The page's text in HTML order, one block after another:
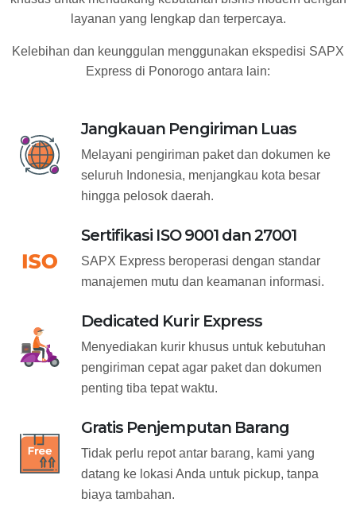
layanan yang lengkap dan terpercaya.
Kelebihan dan keunggulan menggunakan ekspedisi SAPX
Express di Ponorogo antara lain:
Jangkauan Pengiriman Luas
Melayani pengiriman paket dan dokumen ke
seluruh Indonesia, menjangkau kota besar
hingga pelosok daerah.
Sertifikasi ISO 9001 dan 27001
SAPX Express beroperasi dengan standar
manajemen mutu dan keamanan informasi.
Dedicated Kurir Express
Menyediakan kurir khusus untuk kebutuhan
pengiriman cepat agar paket dan dokumen
penting tiba tepat waktu.
Gratis Penjemputan Barang
Tidak perlu repot antar barang, kami yang
datang ke lokasi Anda untuk pickup, tanpa
biaya tambahan.